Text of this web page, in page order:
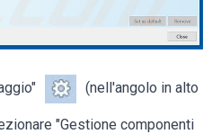
(nell'angolo in alto
"Gestione componenti